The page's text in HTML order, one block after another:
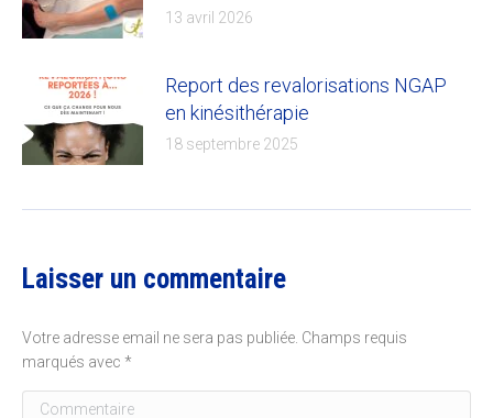
13 avril 2026
Report des revalorisations NGAP
en kinésithérapie
18 septembre 2025
Laisser un commentaire
Votre adresse email ne sera pas publiée. Champs requis
marqués avec *
Commentaire